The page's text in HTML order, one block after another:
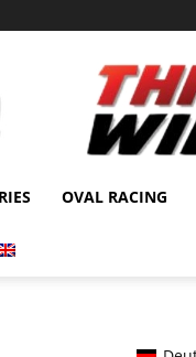
OVAL RACING